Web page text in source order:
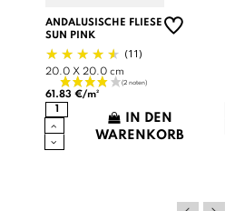
ANDALUSISCHE FLIESE
SUN PINK
(11)
20.0 X 20.0 cm
61.83 €/m²
IN DEN
WARENKORB